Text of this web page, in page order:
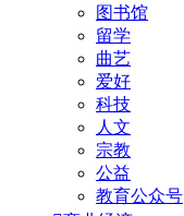
图书馆
留学
曲艺
爱好
科技
人文
宗教
公益
教育公众号